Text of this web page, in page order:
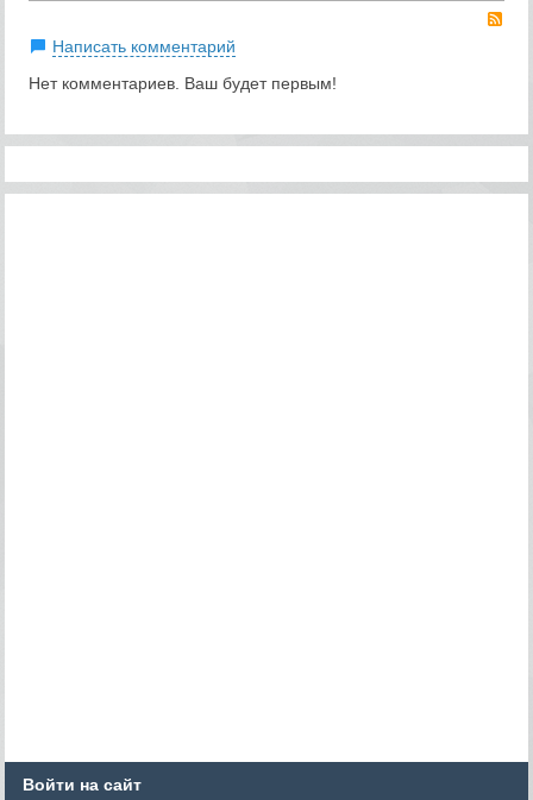
Написать комментарий
Нет комментариев. Ваш будет первым!
Войти на сайт